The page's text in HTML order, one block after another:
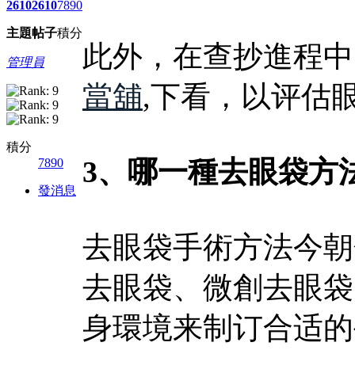
2610
主題
2610
帖子
7890
積分
管理員
積分
7890
發消息
此外，在查抄進程
當舖,下看，以评估
3、哪一種去眼袋方
去眼袋手術方法今
去眼袋、微創去眼
身環境来制订合适